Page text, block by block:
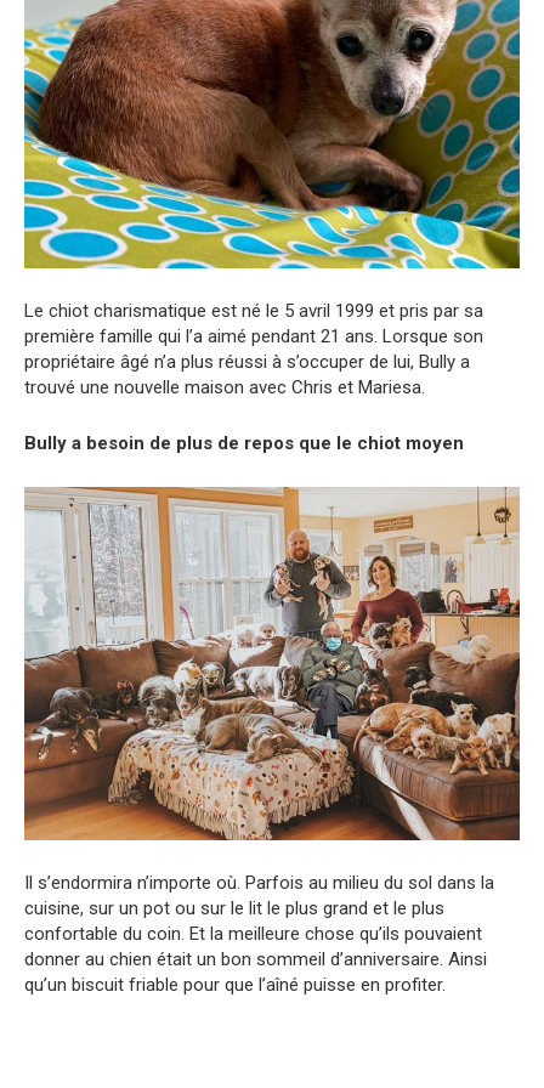
Le chiot charismatique est né le 5 avril 1999 et pris par sa
première famille qui l’a aimé pendant 21 ans. Lorsque son
propriétaire âgé n’a plus réussi à s’occuper de lui, Bully a
trouvé une nouvelle maison avec Chris et Mariesa.
Bully a besoin de plus de repos que le chiot moyen
Il s’endormira n’importe où. Parfois au milieu du sol dans la
cuisine, sur un pot ou sur le lit le plus grand et le plus
confortable du coin. Et la meilleure chose qu’ils pouvaient
donner au chien était un bon sommeil d’anniversaire. Ainsi
qu’un biscuit friable pour que l’aîné puisse en profiter.